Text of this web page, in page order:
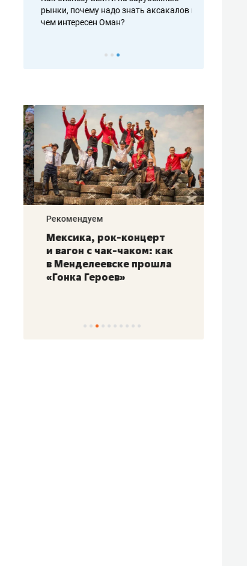
рынки, почему надо знать аксакалов и
чем интересен Оман?
Рекомендуем
Мексика, рок-концерт
и вагон с чак-чаком: как
в Менделеевске прошла
«Гонка Героев»